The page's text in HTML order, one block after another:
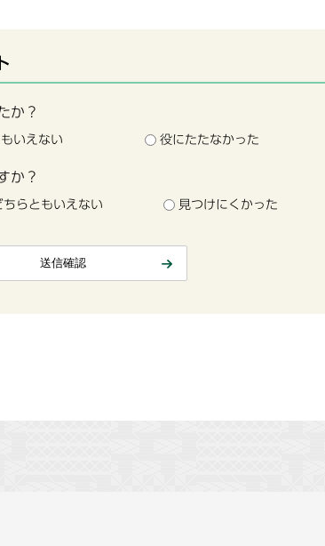
か？
いえない 役にたたなかった
か？
ちらともいえない 見つけにくかった